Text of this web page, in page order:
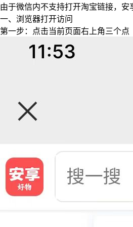
由于微信内不支持打开淘宝链接，
一、浏览器打开访问
第一步：点击当前页面右上角三个点